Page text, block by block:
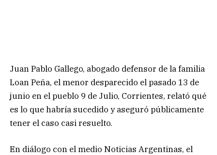
Juan Pablo Gallego, abogado defensor de la familia
Loan Peña, el menor desparecido el pasado 13 de
junio en el pueblo 9 de Julio, Corrientes, relató qué
es lo que habría sucedido y aseguró públicamente
tener el caso casi resuelto.
En diálogo con el medio Noticias Argentinas, el